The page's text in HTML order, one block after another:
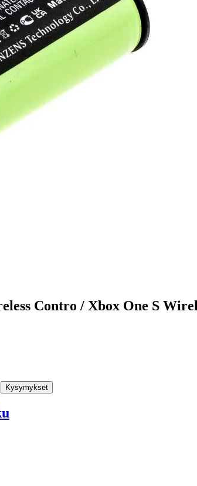
Contro / Xbox One S
Kysymykset